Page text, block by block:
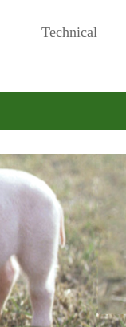
Technical